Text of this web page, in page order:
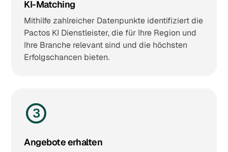
KI-Matching
Mithilfe zahlreicher Datenpunkte identifiziert die
Pactos KI Dienstleister, die für Ihre Region und
Ihre Branche relevant sind und die höchsten
Erfolgschancen bieten.
3
Angebote erhalten